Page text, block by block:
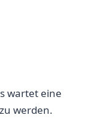
wartet eine
werden.